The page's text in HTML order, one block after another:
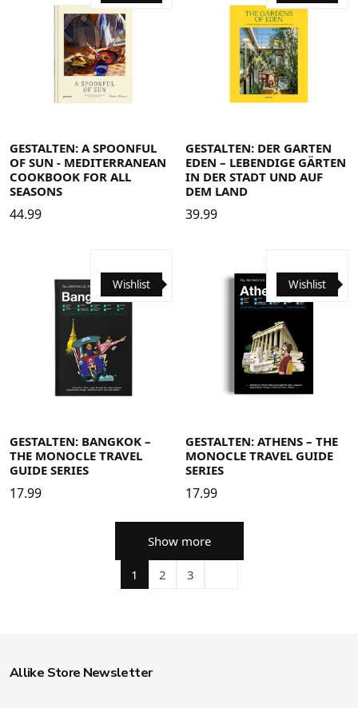
GESTALTEN: A SPOONFUL
OF SUN - MEDITERRANEAN
COOKBOOK FOR ALL
SEASONS
44.99
GESTALTEN: DER GARTEN
EDEN – LEBENDIGE GÄRTEN
IN DER STADT UND AUF
DEM LAND
39.99
Wishlist
GESTALTEN: BANGKOK –
THE MONOCLE TRAVEL
GUIDE SERIES
17.99
Wishlist
GESTALTEN: ATHENS – THE
MONOCLE TRAVEL GUIDE
SERIES
17.99
Show more
1 2 3
Allike Store Newsletter